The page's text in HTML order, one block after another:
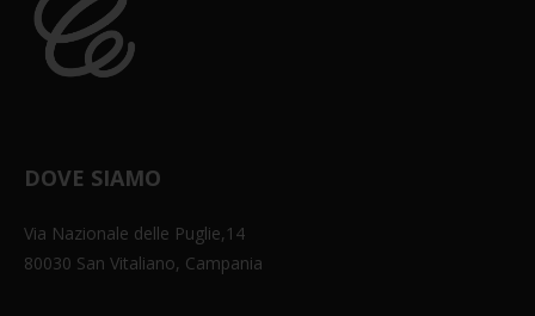
DOVE SIAMO
Via Nazionale delle Puglie,14
80030 San Vitaliano, Campania